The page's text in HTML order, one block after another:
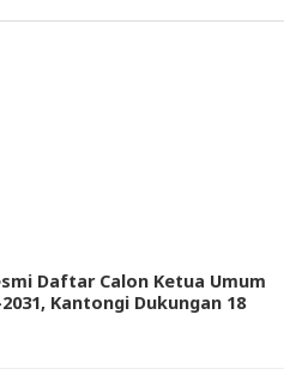
Daftar Calon Ketua Umum
Kantongi Dukungan 18